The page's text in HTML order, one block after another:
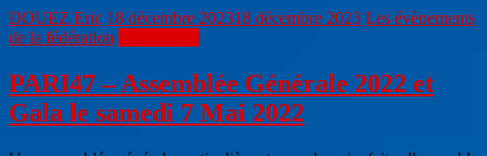
DOUEZ Eric 18 décembre 202318 décembre 2023 Les évènements
de la fédération
PARI47 – Assemblée Générale 2022 et
Gala le samedi 7 Mai 2022